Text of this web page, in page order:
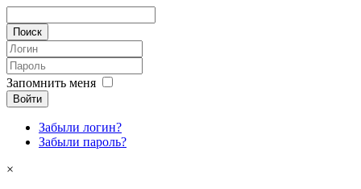
Запомнить меня
Войти
Забыли логин?
Забыли пароль?
×